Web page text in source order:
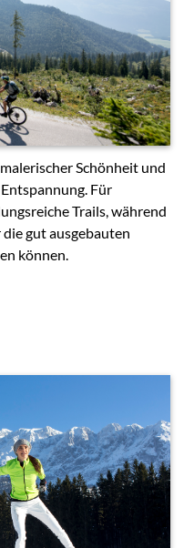
Schönheit und
Für
Trails, während
gut ausgebauten
können.